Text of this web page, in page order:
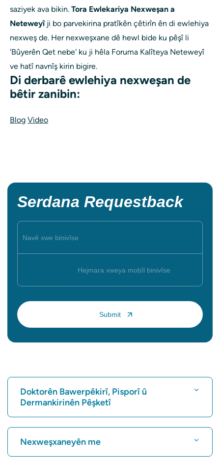
saziyek ava bikin. Tora Ewlekariya Nexweşan a
Neteweyîji bo parvekirina pratîkên çêtirîn ên di ewlehiya
nexweş de. Her nexweşxane dê hewl bide ku pêşî li
'Bûyerên Qet nebe' ku ji hêla Foruma Kalîteya Neteweyî
ve hatî navnîş kirin bigire.
Di derbarê ewlehiya nexweşan de
bêtir zanibin:
Blog Video
Serdana Requestback
Doktorên Bawerpêkirî, Pisporî û
Dermankirinên Pêşketî
Nexweşxaneyê bibînin
Nexweşxaneyên me